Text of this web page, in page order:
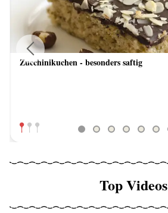
Zucchinikuchen - besonders saftig
Previous
Top Videos